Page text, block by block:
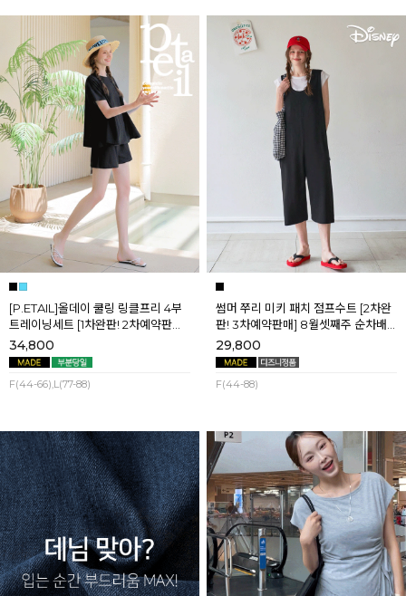
[P.ETAIL]올데이 쿨링 링클프리 4부
트레이닝세트 [1차완판! 2차예약판매]
[블랙L] 8월셋째주 순차배송
34,800
F(44-66),L(77-88)
썸머 쭈리 미키 패치 점프수트 [2차완
판! 3차예약판매] 8월셋째주 순차배
송
29,800
F(44-88)